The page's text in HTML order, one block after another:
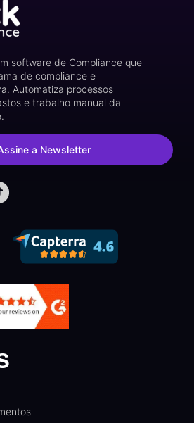
software de Compliance que
de compliance e
Automatiza processos
e trabalho manual da
a Newsletter